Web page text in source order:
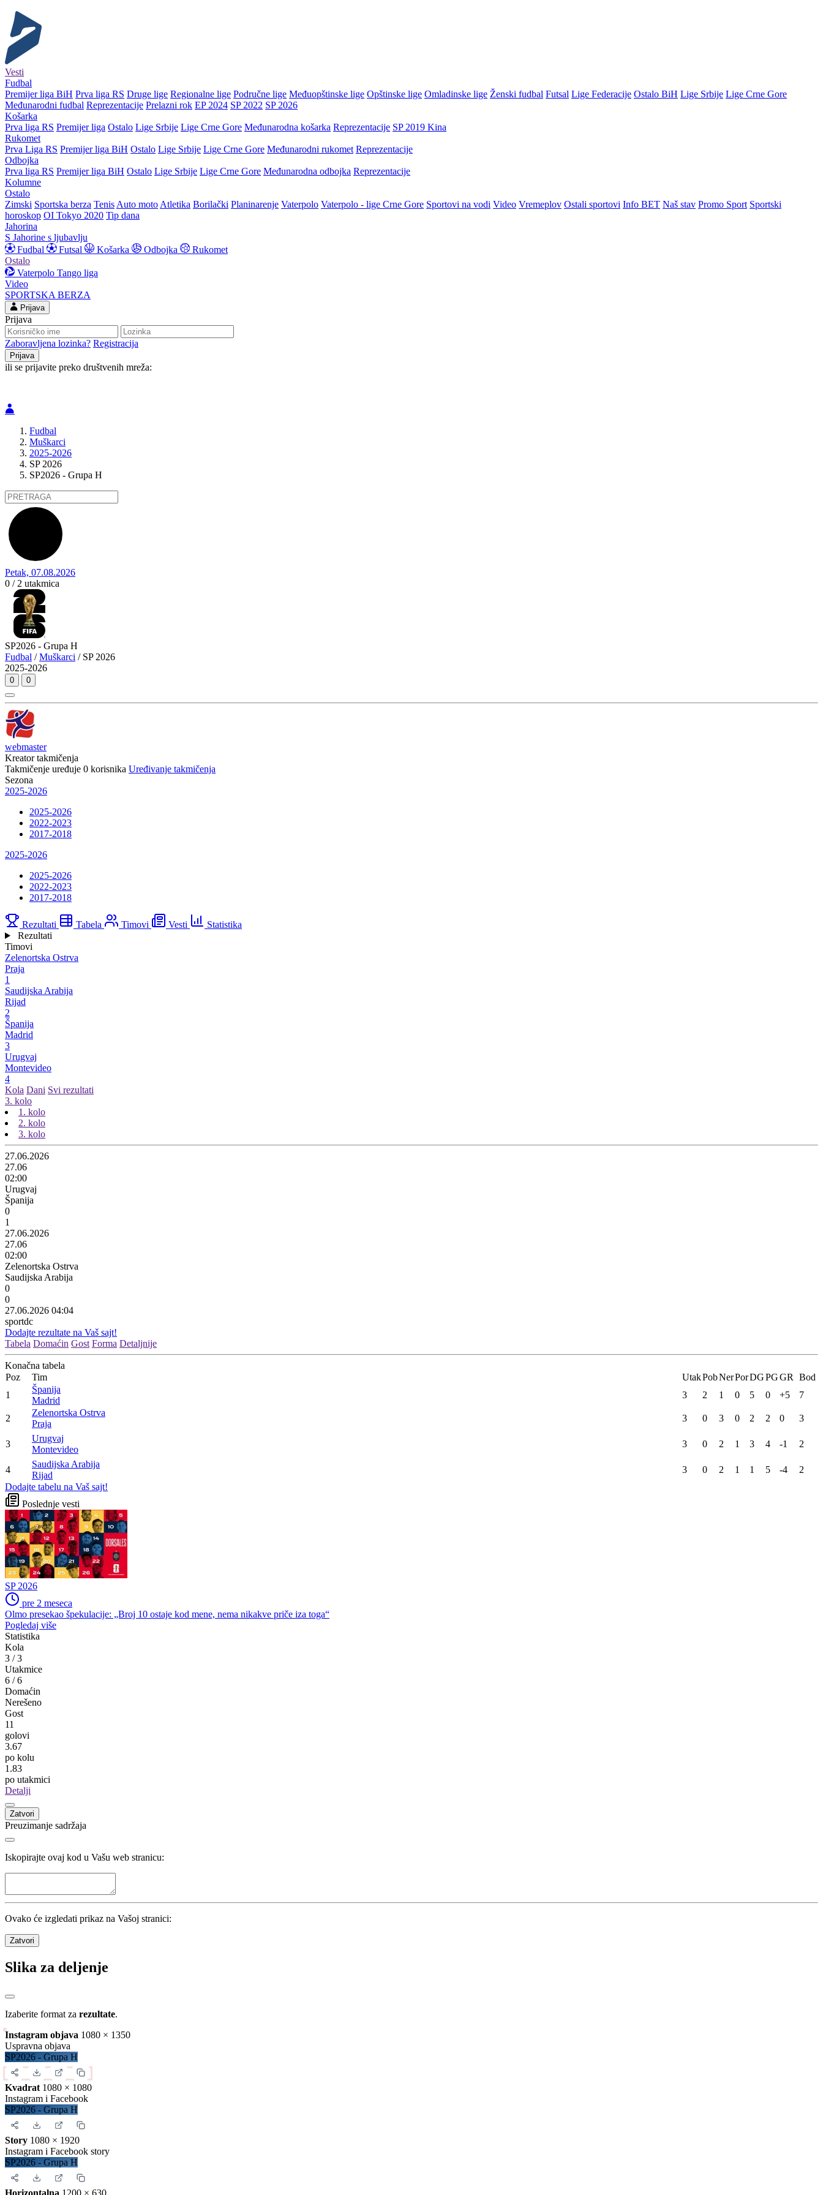
Vesti
Fudbal
Premijer liga BiH Prva liga RS Druge lige Regionalne lige Područne lige Međuopštinske lige Opštinske lige Omladinske lige Ženski fudbal Futsal Lige Federacije Ostalo BiH Lige Srbije Lige Crne Gore
Međunarodni fudbal Reprezentacije Prelazni rok EP 2024 SP 2022 SP 2026
Košarka
Prva liga RS Premijer liga Ostalo Lige Srbije Lige Crne Gore Međunarodna košarka Reprezentacije SP 2019 Kina
Rukomet
Prva Liga RS Premijer liga BiH Ostalo Lige Srbije Lige Crne Gore Međunarodni rukomet Reprezentacije
Odbojka
Prva liga RS Premijer liga BiH Ostalo Lige Srbije Lige Crne Gore Međunarodna odbojka Reprezentacije
Kolumne
Ostalo
Zimski Sportska berza Tenis Auto moto Atletika Borilački Planinarenje Vaterpolo Vaterpolo - lige Crne Gore Sportovi na vodi Video Vremeplov Ostali sportovi Info BET Naš stav Promo Sport Sportski
horoskop OI Tokyo 2020 Tip dana
Jahorina
S Jahorine s ljubavlju
Fudbal
Futsal Košarka Odbojka
Rukomet
Ostalo
Vaterpolo Tango liga
Video
SPORTSKA BERZA
Prijava
Prijava
Zaboravljena lozinka? Registracija
ili se prijavite preko društvenih mreža:
Fudbal
Muškarci
2025-2026
SP 2026
SP2026 - Grupa H
Petak, 07.08.2026
0 / 2 utakmica
SP2026 - Grupa H
Fudbal /Muškarci / SP 2026
2025-2026
0 0
webmaster
Kreator takmičenja
Takmičenje uređuje 0 korisnika Uređivanje takmičenja
Sezona
2025-2026
2025-2026
2022-2023
2017-2018
2025-2026
2025-2026
2022-2023
2017-2018
Rezultati Tabela Timovi Vesti
Statistika
Rezultati
Timovi
Zelenortska Ostrva
Praja
1
Saudijska Arabija
Rijad
2
Španija
Madrid
3
Urugvaj
Montevideo
4
Kola Dani Svi rezultati
3. kolo
1. kolo
2. kolo
3. kolo
27.06.2026
27.06
02:00
Urugvaj
Španija
0
1
27.06.2026
27.06
02:00
Zelenortska Ostrva
Saudijska Arabija
0
0
27.06.2026 04:04
sportdc
Dodajte rezultate na Vaš sajt!
Tabela Domaćin Gost Forma Detaljnije
Konačna tabela
Poz
Tim UtakPobNerPorDGPGGR
Bod
1
Španija
Madrid
3 2 1 0 5 0 +5 7
2
Zelenortska Ostrva
Praja
3 0 3 0 2 2 0 3
3
Urugvaj
Montevideo
3 0 2 1 3 4 -1 2
4
Saudijska Arabija
Rijad
3 0 2 1 1 5 -4
2
Dodajte tabelu na Vaš sajt!
Poslednje vesti
SP 2026
pre 2 meseca
Olmo presekao špekulacije: „Broj 10 ostaje kod mene, nema nikakve priče iza toga“
Pogledaj više
Statistika
Kola
3 /3
Utakmice
6 /6
Domaćin
Nerešeno
Gost
11
golovi
3.67
po kolu
1.83
po utakmici
Detalji
Zatvori
Preuzimanje sadržaja
Iskopirajte ovaj kod u Vašu web stranicu:
Ovako će izgledati prikaz na Vašoj stranici:
Zatvori
Slika za deljenje
Izaberite format za rezultate.
Instagram objava 1080 × 1350
Uspravna objava
SP2026 - Grupa H
Kvadrat 1080 × 1080
Instagram i Facebook
SP2026 - Grupa H
Story 1080 × 1920
Instagram i Facebook story
SP2026 - Grupa H
Horizontalna 1200 × 630